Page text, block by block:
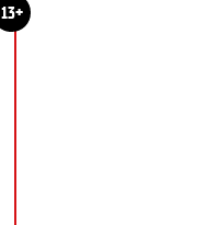
13+